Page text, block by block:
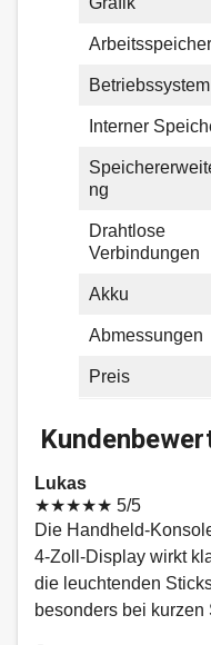
Arbeitsspeicher
Betriebssystem
Interner
ng
Drahtlose
Verbindungen
Akku
Abmessungen
Preis
Lukas
★★★★★ 5/5
Die Handheld-
4-Zoll-Display wirkt
die leuchtenden
besonders bei